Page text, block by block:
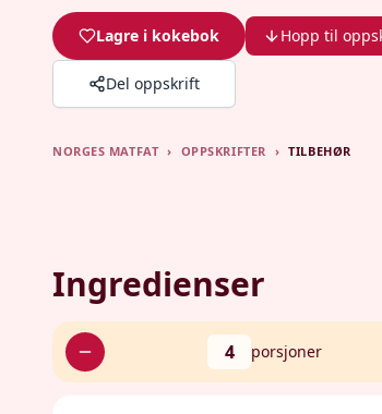
Lagre i kokebok Hopp til
Del oppskrift
NORGES MATFAT › OPPSKRIFTER › TILBEHØR
Ingredienser
4 porsjoner